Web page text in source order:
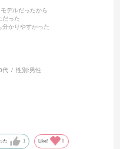
デルだったから
った
かりやすかった
代 性別:男性
た 1 Like! 0